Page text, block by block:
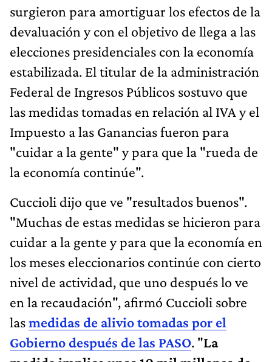
surgieron para amortiguar los efectos de la
devaluación y con el objetivo de llega a las
elecciones presidenciales con la economía
estabilizada. El titular de la administración
Federal de Ingresos Públicos sostuvo que
las medidas tomadas en relación al IVA y el
Impuesto a las Ganancias fueron para
"cuidar a la gente" y para que la "rueda de
la economía continúe".
Cuccioli dijo que ve "resultados buenos".
"Muchas de estas medidas se hicieron para
cuidar a la gente y para que la economía en
los meses eleccionarios continúe con cierto
nivel de actividad, que uno después lo ve
en la recaudación", afirmó Cuccioli sobre
lasmedidas de alivio tomadas por el
Gobierno después de las PASO. "La